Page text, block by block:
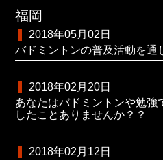
福岡
2018年05月02日
バドミントンの普及活動を通
2018年02月20日
あなたはバドミントンや勉強
したことありませんか？？
2018年02月12日